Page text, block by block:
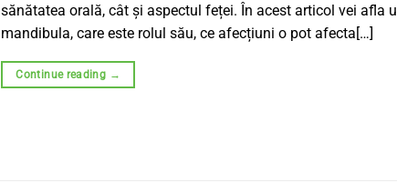
sănătatea orală, cât și aspectul feței. În acest articol vei afla
mandibula, care este rolul său, ce afecțiuni o pot afecta[…]
Continue reading →